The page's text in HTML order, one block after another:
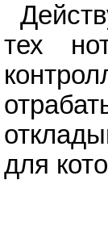
тех
для